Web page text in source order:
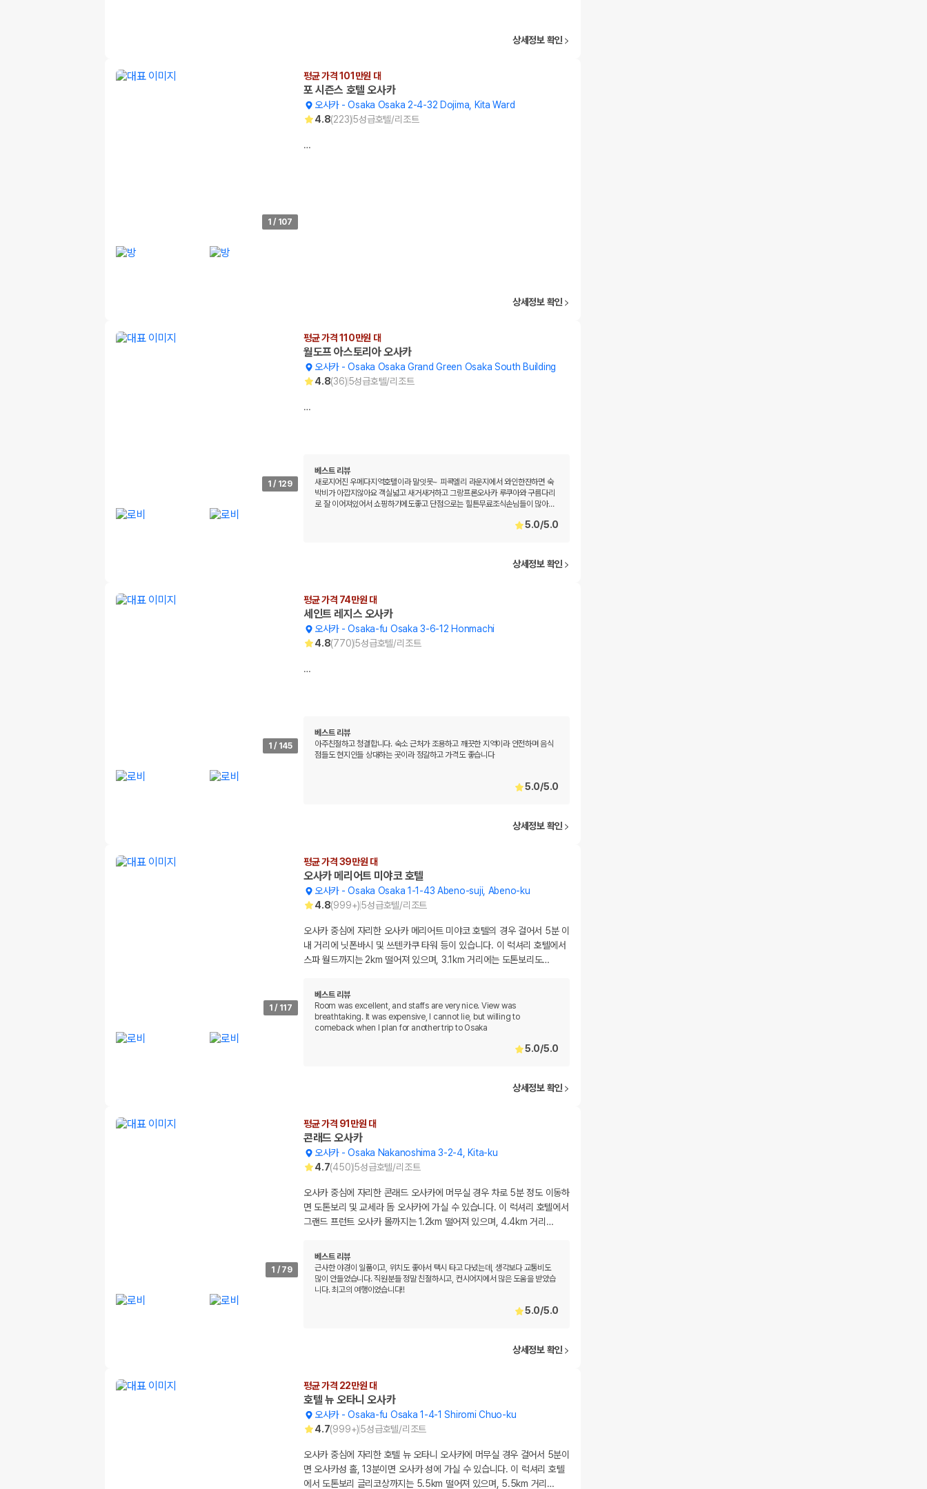
상세정보 확인
1 / 107
평균 가격 101만원 대
포 시즌스 호텔 오사카
오사카-Osaka Osaka 2-4-32 Dojima, Kita Ward
4.8(223)5성급호텔/리조트
…
상세정보 확인
1 / 129
평균 가격 110만원 대
월도프 아스토리아 오사카
오사카-Osaka Osaka Grand Green Osaka South Building
4.8(36)5성급호텔/리조트
…
베스트 리뷰
새로지어진 우메다지역호텔이라 말잇못~ 피콕엘리 라운지에서 와인한잔하면 숙
박비가 아깝지않아요 객실넓고 새거새거하고 그랑프론오사카 루쿠아와 구름다리
로 잘 이어져있어서 쇼핑하기에도좋고 단점으로는 힐튼무료조식손님들이 많아…
5.0/5.0
상세정보 확인
1 / 145
평균 가격 74만원 대
세인트 레지스 오사카
오사카-Osaka-fu Osaka 3-6-12 Honmachi
4.8(770)5성급호텔/리조트
…
베스트 리뷰
아주친절하고 청결합니다. 숙소 근처가 조용하고 깨끗한 지역이라 안전하며 음식
점들도 현지인들 상대하는 곳이라 정갈하고 가격도 좋습니다
5.0/5.0
상세정보 확인
1 / 117
평균 가격 39만원 대
오사카 메리어트 미야코 호텔
오사카-Osaka Osaka 1-1-43 Abeno-suji, Abeno-ku
4.8(999+)5성급호텔/리조트
오사카 중심에 자리한 오사카 메리어트 미야코 호텔의 경우 걸어서 5분 이
내 거리에 닛폰바시 및 쓰텐카쿠 타워 등이 있습니다. 이 럭셔리 호텔에서
스파 월드까지는 2km 떨어져 있으며, 3.1km 거리에는 도톤보리도…
베스트 리뷰
Room was excellent, and staffs are very nice. View was
breathtaking. It was expensive, I cannot lie, but willing to
comeback when I plan for another trip to Osaka
5.0/5.0
상세정보 확인
1 / 79
평균 가격 91만원 대
콘래드 오사카
오사카-Osaka Nakanoshima 3-2-4, Kita-ku
4.7(450)5성급호텔/리조트
오사카 중심에 자리한 콘래드 오사카에 머무실 경우 차로 5분 정도 이동하
면 도톤보리 및 교세라 돔 오사카에 가실 수 있습니다. 이 럭셔리 호텔에서
그랜드 프런트 오사카 몰까지는 1.2km 떨어져 있으며, 4.4km 거리 …
베스트 리뷰
근사한 야경이 일품이고, 위치도 좋아서 택시 타고 다녔는데, 생각보다 교통비도
많이 안들었습니다. 직원분들 정말 친절하시고, 컨시어지에서 많은 도움을 받았습
니다. 최고의 여행이었습니다!!
5.0/5.0
상세정보 확인
평균 가격 22만원 대
호텔 뉴 오타니 오사카
오사카-Osaka-fu Osaka 1-4-1 Shiromi Chuo-ku
4.7(999+)5성급호텔/리조트
오사카 중심에 자리한 호텔 뉴 오타니 오사카에 머무실 경우 걸어서 5분이
면 오사카성 홀, 13분이면 오사카 성에 가실 수 있습니다. 이 럭셔리 호텔
에서 도톤보리 글리코상까지는 5.5km 떨어져 있으며, 5.5km 거리 …